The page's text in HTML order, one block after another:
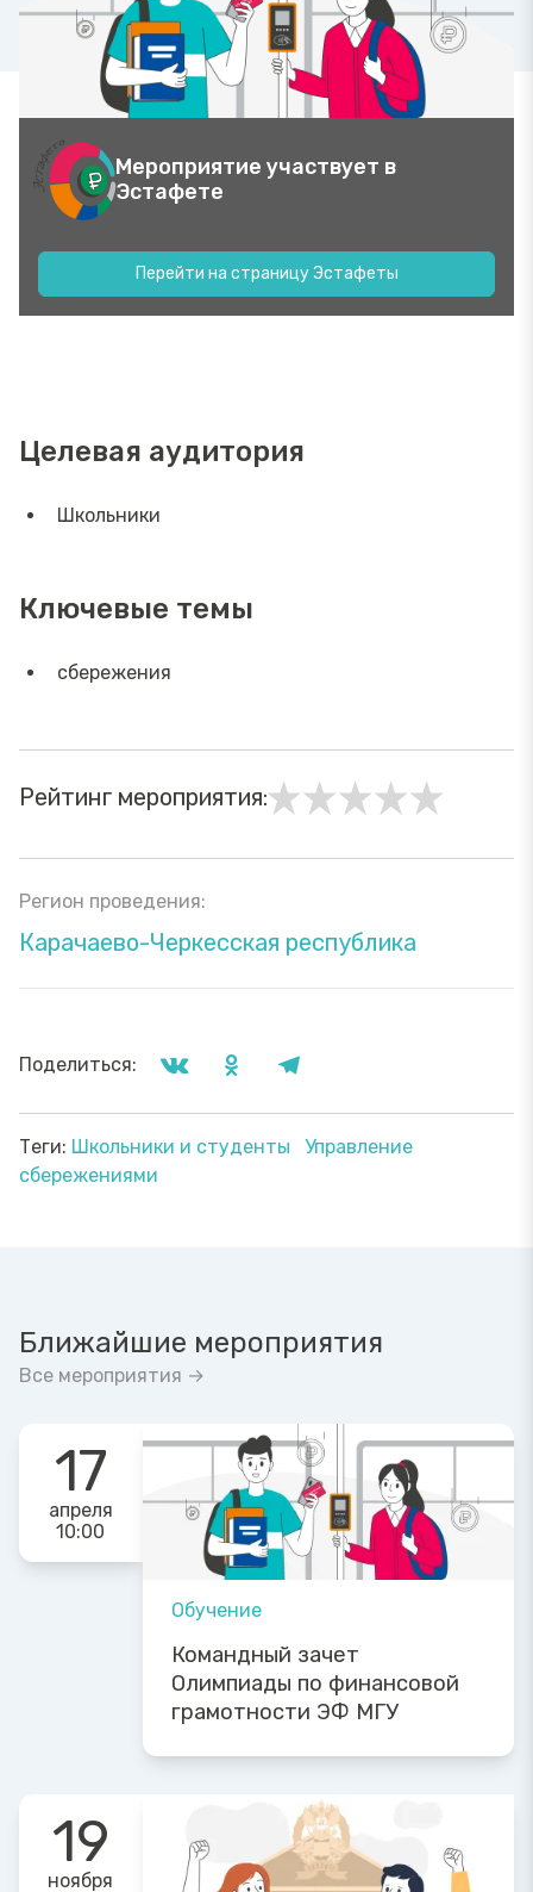
Мероприятие участвует в
Эстафете
Перейти на страницу Эстафеты
Целевая аудитория
Школьники
Ключевые темы
сбережения
Рейтинг мероприятия:
Регион проведения:
Карачаево-Черкесская республика
Поделиться:
Теги: Школьники и студенты
Управление
сбережениями
Ближайшие мероприятия
Все мероприятия →
17
апреля
10:00
Обучение
Командный зачет
Олимпиады по финансовой
грамотности ЭФ МГУ
19
ноября